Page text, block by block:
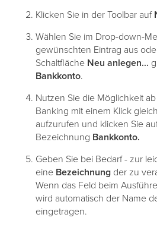
Klicken Sie in der Toolbar auf
Wählen Sie im Drop-down-
gewünschten Eintrag aus
Schaltfläche Neu anlegen...
Bankkonto.
Nutzen Sie die Möglichkeit ab
Banking mit einem Klick
aufzurufen und klicken Sie
Bezeichnung Bankkonto.
Geben Sie bei Bedarf - zur
eine Bezeichnung der zu
Wenn das Feld beim
wird automatisch der Name
eingetragen.